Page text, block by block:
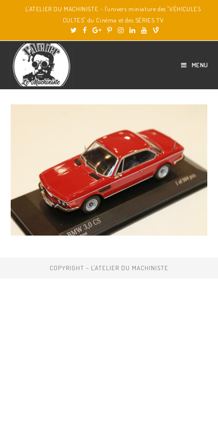
L'ATELIER DU MACHINISTE - l'univers miniature des "VÉHICULES
CULTES" du Cinéma et des SÉRIES TV
MENU
COPYRIGHT - L'ATELIER DU MACHINISTE